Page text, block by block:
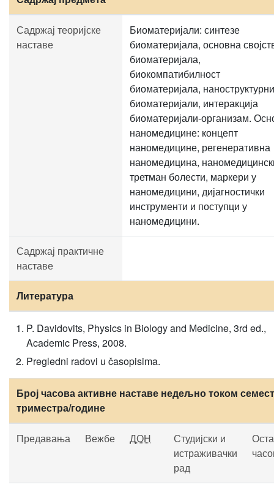
Садржај теоријске
наставе
Биоматеријали: синтезе
биоматеријала, основна
биоматеријала,
биокомпатибилност
биоматеријала, наноструктурни
биоматеријали, интеракција
биоматеријали-организaм.
наномедицине: концепт
наномедицине, регенеративна
наномедицина,
третман болести, маркери у
наномедицини, дијагностички
инструменти и поступци у
наномедицини.
Садржај практичне
наставе
Литература
P. Davidovits, Physics in Biology and Мedicine, 3rd ed.,
Academic Press, 2008.
Pregledni radovi u časopisima.
Број часова активне наставе недељно током
триместра/године
Предавања Вежбе ДОН
Студијски и
истраживачки
рад